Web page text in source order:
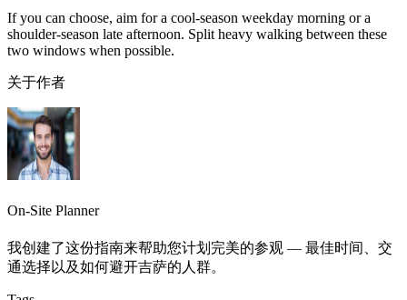
If you can choose, aim for a cool-season weekday morning or a
shoulder-season late afternoon. Split heavy walking between these
two windows when possible.
关于作者
On-Site Planner
我创建了这份指南来帮助您计划完美的参观 — 最佳时间、交
通选择以及如何避开吉萨的人群。